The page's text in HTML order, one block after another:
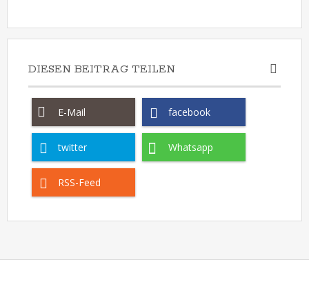
DIESEN BEITRAG TEILEN
E-Mail facebook
twitter Whatsapp
RSS-Feed